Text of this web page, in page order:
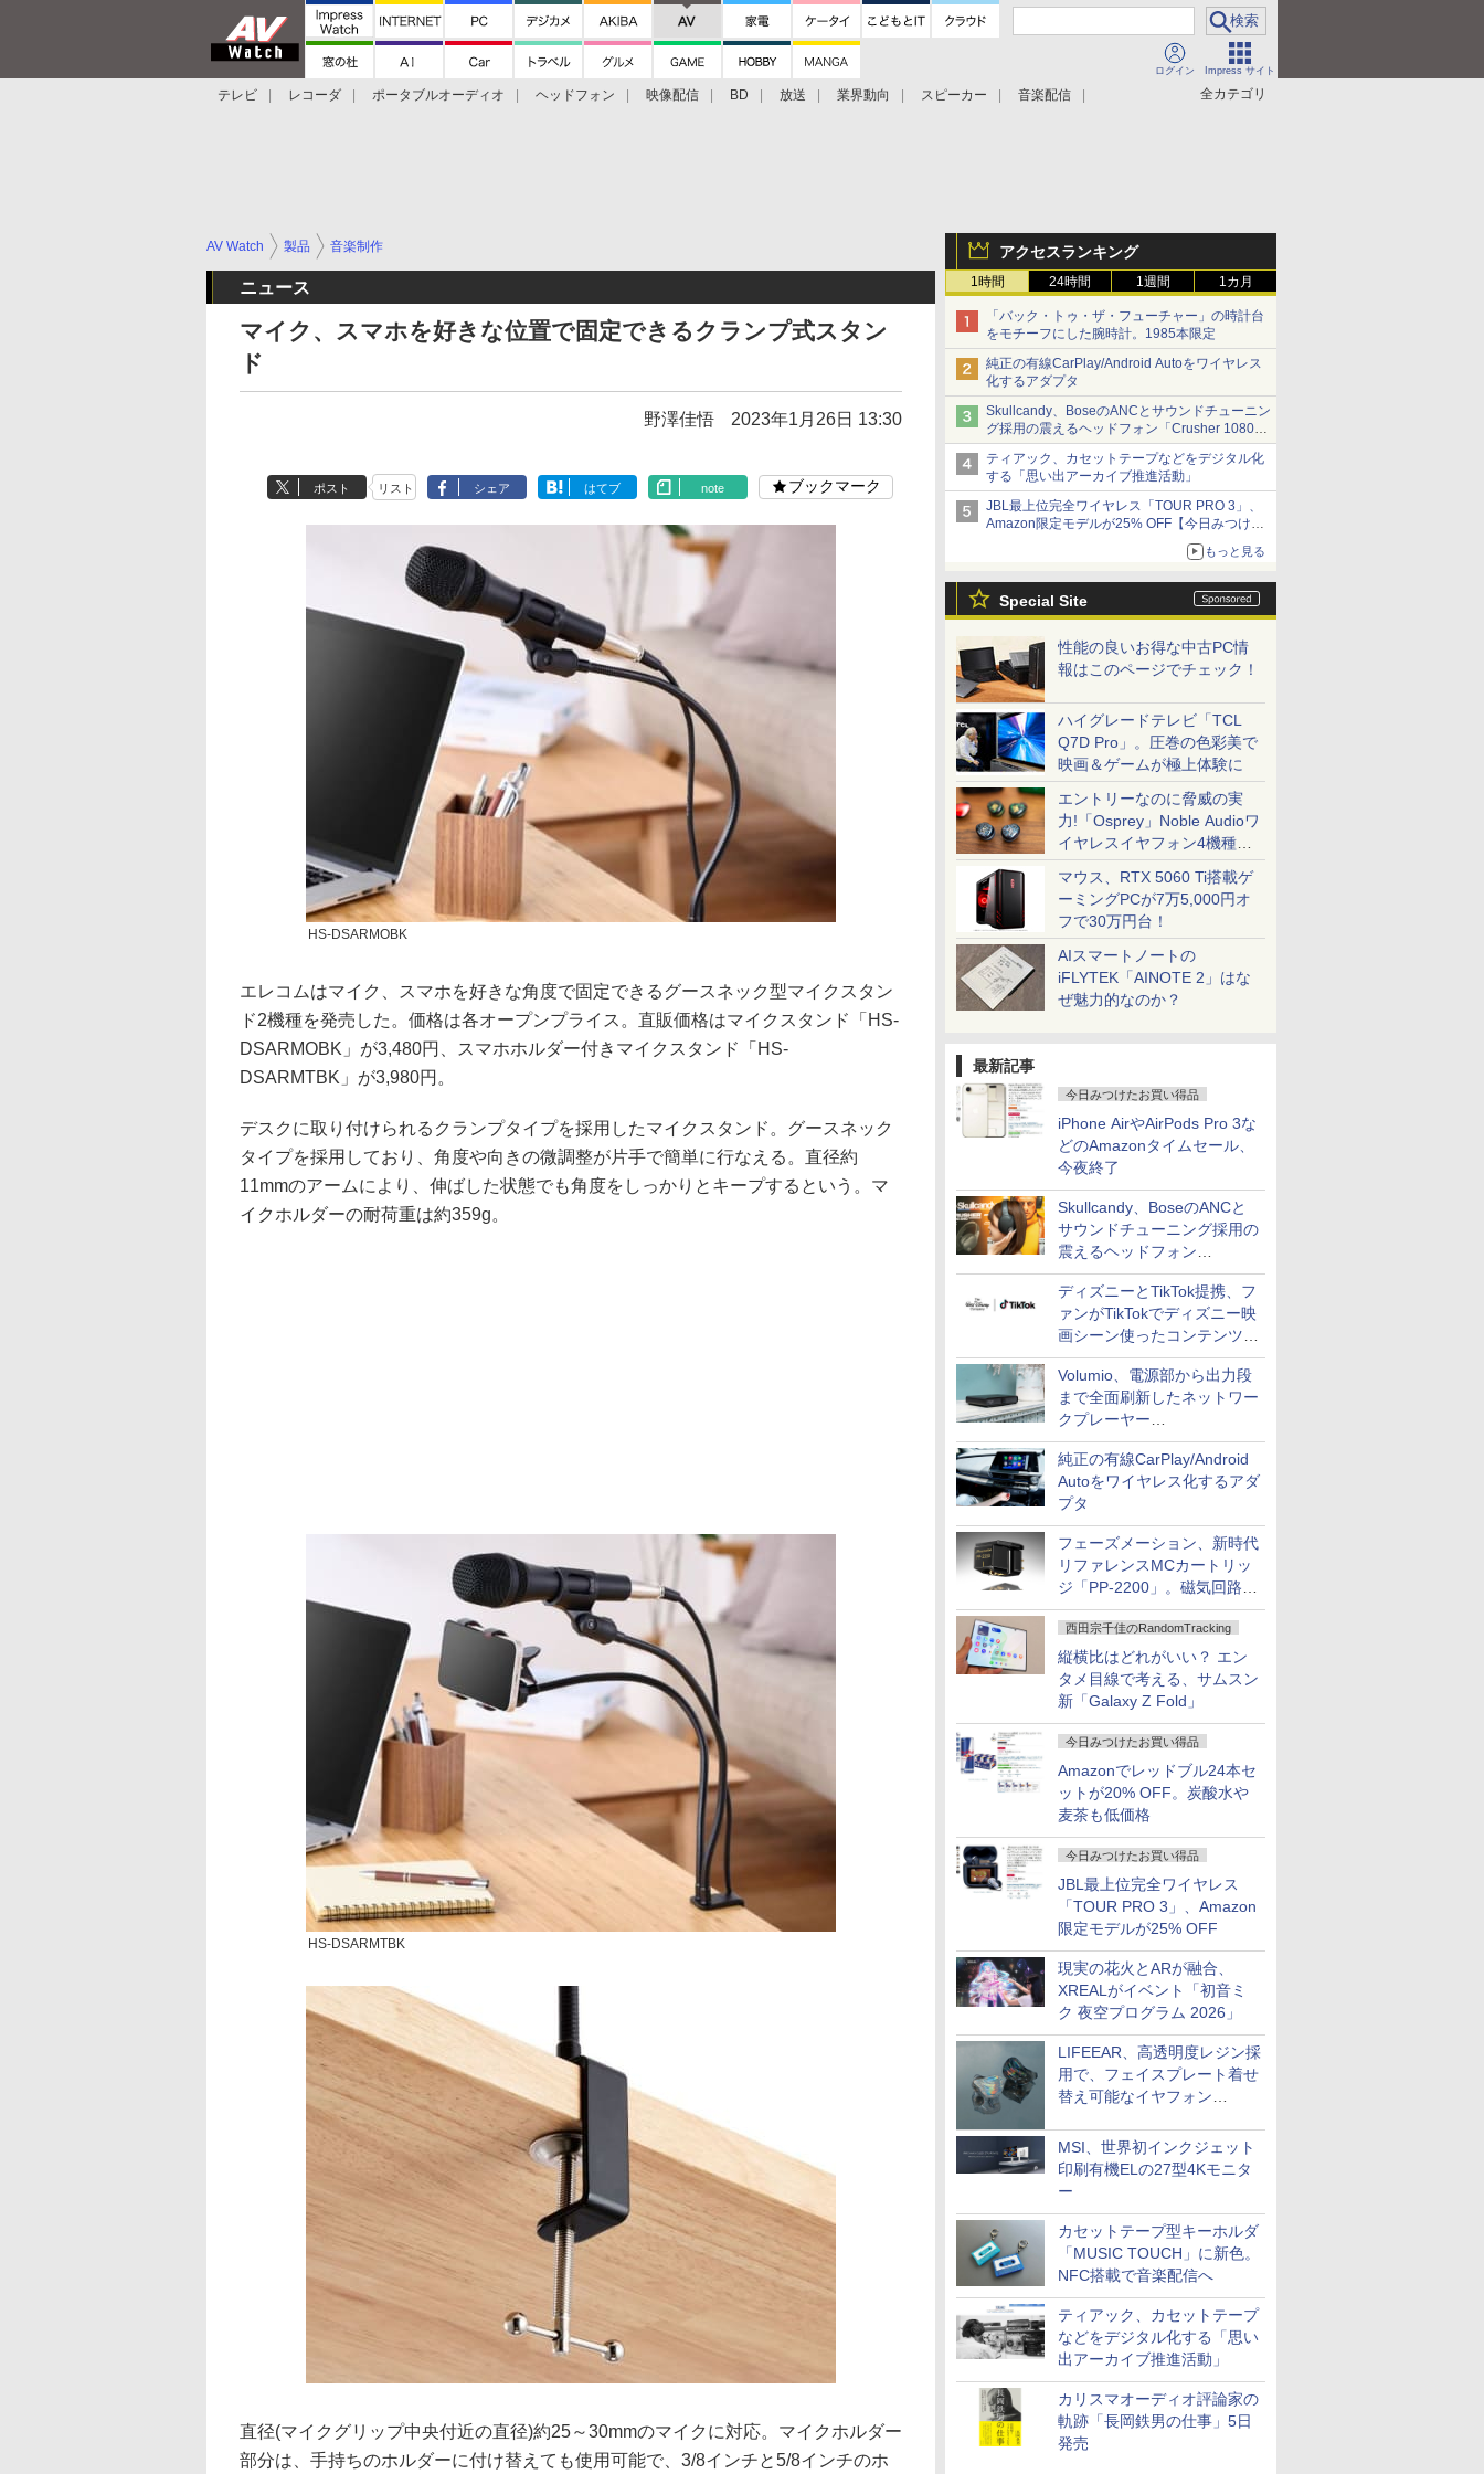
ログイン Impress サイト
全カテゴリ
テレビ レコーダ ポータブルオーディオ ヘッドフォン 映像配信 BD 放送 業界動向 スピーカー
音楽配信
アクセスランキング
1時間 24時間 1週間 1カ月
「バック・トゥ・ザ・フューチャー」の時計台
をモチーフにした腕時計。1985本限定
純正の有線CarPlay/Android Autoをワイヤレス
化するアダプタ
Skullcandy、BoseのANCとサウンドチューニン
グ採用の震えるヘッドフォン「Crusher 1080
ANC」
ティアック、カセットテープなどをデジタル化
する「思い出アーカイブ推進活動」
JBL最上位完全ワイヤレス「TOUR PRO 3」、
Amazon限定モデルが25% OFF【今日みつけた
もっと見る
Special Site
性能の良いお得な中古PC情
報はこのページでチェック！
ハイグレードテレビ「TCL
Q7D Pro」。圧巻の色彩美で
映画＆ゲームが極上体験に
エントリーなのに脅威の実
力!「Osprey」Noble Audioワ
イヤレスイヤフォン4機種を
一気に聴く
マウス、RTX 5060 Ti搭載ゲ
ーミングPCが7万5,000円オ
フで30万円台！
AIスマートノートの
iFLYTEK「AINOTE 2」はな
ぜ魅力的なのか？
最新記事
今日みつけたお買い得品
iPhone AirやAirPods Pro 3な
どのAmazonタイムセール、
今夜終了
Skullcandy、BoseのANCと
サウンドチューニング採用の
震えるヘッドフォン
「Crusher 1080 ANC」
ディズニーとTikTok提携、フ
ァンがTikTokでディズニー映
画シーン使ったコンテンツ制
作、Disney+にも配信
Volumio、電源部から出力段
まで全面刷新したネットワー
クプレーヤー
「Primo（2026）」
純正の有線CarPlay/Android
Autoをワイヤレス化するアダ
プタ
フェーズメーション、新時代
リファレンスMCカートリッ
ジ「PP-2200」。磁気回路や
ハウジングを根本から見直し
西田宗千佳のRandomTracking
縦横比はどれがいい？ エン
タメ目線で考える、サムスン
新「Galaxy Z Fold」
今日みつけたお買い得品
Amazonでレッドブル24本セ
ットが20% OFF。炭酸水や
麦茶も低価格
今日みつけたお買い得品
JBL最上位完全ワイヤレス
「TOUR PRO 3」、Amazon
限定モデルが25% OFF
現実の花火とARが融合、
XREALがイベント「初音ミ
ク 夜空プログラム 2026」
LIFEEAR、高透明度レジン採
用で、フェイスプレート着せ
替え可能なイヤフォン
MSI、世界初インクジェット
印刷有機ELの27型4Kモニタ
ー
カセットテープ型キーホルダ
「MUSIC TOUCH」に新色。
NFC搭載で音楽配信へ
ティアック、カセットテープ
などをデジタル化する「思い
出アーカイブ推進活動」
カリスマオーディオ評論家の
軌跡「長岡鉄男の仕事」5日
発売
AV Watch 製品 音楽制作
ニュース
マイク、スマホを好きな位置で固定できるクランプ式スタン
ド
野澤佳悟 2023年1月26日 13:30
ポスト リスト シェア はてブ note ブックマーク
HS-DSARMOBK
エレコムはマイク、スマホを好きな角度で固定できるグースネック型マイクスタン
ド2機種を発売した。価格は各オープンプライス。直販価格はマイクスタンド「HS-
DSARMOBK」が3,480円、スマホホルダー付きマイクスタンド「HS-
DSARMTBK」が3,980円。
デスクに取り付けられるクランプタイプを採用したマイクスタンド。グースネック
タイプを採用しており、角度や向きの微調整が片手で簡単に行なえる。直径約
11mmのアームにより、伸ばした状態でも角度をしっかりとキープするという。マ
イクホルダーの耐荷重は約359g。
HS-DSARMTBK
直径(マイクグリップ中央付近の直径)約25～30mmのマイクに対応。マイクホルダー
部分は、手持ちのホルダーに付け替えても使用可能で、3/8インチと5/8インチのホ